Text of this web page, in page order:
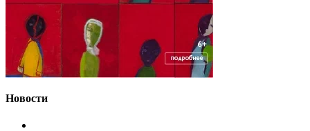
Новости